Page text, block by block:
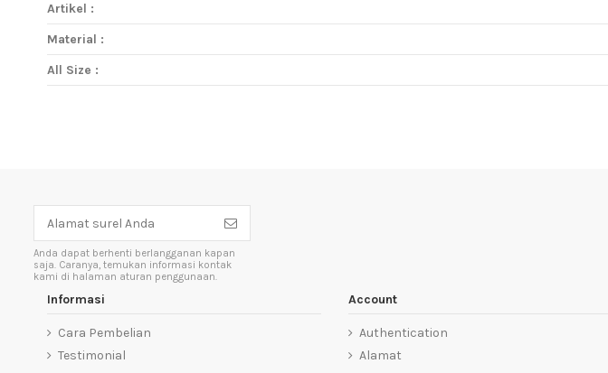
Artikel :
Material :
All Size :
Anda dapat berhenti berlangganan kapan
saja. Caranya, temukan informasi kontak
kami di halaman aturan penggunaan.
Informasi
Cara Pembelian
Testimonial
Account
Authentication
Alamat